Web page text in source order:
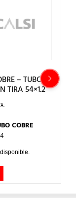
– TUBO DE
TIRA 54×1.2
COBRE